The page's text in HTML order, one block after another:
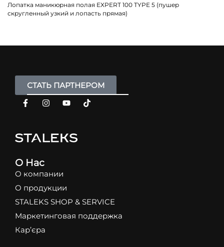
Лопатка маникюрная полая EXPERT 100 TYPE 5 (пушер
скругленный узкий и лопасть прямая)
СТАТЬ ПАРТНЕРОМ
О Нас
О компании
О продукции
STALEKS SHOP & SERVICE
Маркетинговая поддержка
Кар’єра